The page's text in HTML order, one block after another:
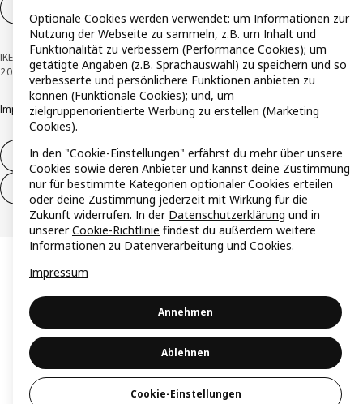
IKEA Österreich - Südring, 2334 Vösendorf © Inter IKEA Systems B.V. 1999-
2026
ImpressumDatenschutzerklärungCookie RichtlinieResponsible Disclosure
Widerruf / Rückgabe
Widerrufsrecht ausüben (Services)
Optionale Cookies werden verwendet: um Informationen zur
Nutzung der Webseite zu sammeln, z.B. um Inhalt und
Funktionalität zu verbessern (Performance Cookies); um
getätigte Angaben (z.B. Sprachauswahl) zu speichern und so
verbesserte und persönlichere Funktionen anbieten zu
können (Funktionale Cookies); und, um
zielgruppenorientierte Werbung zu erstellen (Marketing
Cookies).
In den "Cookie-Einstellungen" erfährst du mehr über unsere
Cookies sowie deren Anbieter und kannst deine Zustimmung
nur für bestimmte Kategorien optionaler Cookies erteilen
oder deine Zustimmung jederzeit mit Wirkung für die
Zukunft widerrufen. In der Datenschutzerklärung und in
unsererCookie-Richtlinie findest du außerdem weitere
Informationen zu Datenverarbeitung und Cookies.
Impressum
Annehmen
Ablehnen
Cookie-Einstellungen